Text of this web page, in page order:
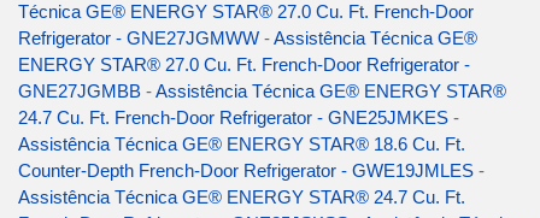
Técnica GE® ENERGY STAR® 27.0 Cu. Ft. French-Door
Refrigerator - GNE27JGMWW -Assistência Técnica GE®
ENERGY STAR® 27.0 Cu. Ft. French-Door Refrigerator -
GNE27JGMBB -Assistência Técnica GE® ENERGY STAR®
24.7 Cu. Ft. French-Door Refrigerator - GNE25JMKES -
Assistência Técnica GE® ENERGY STAR® 18.6 Cu. Ft.
Counter-Depth French-Door Refrigerator - GWE19JMLES -
Assistência Técnica GE® ENERGY STAR® 24.7 Cu. Ft.